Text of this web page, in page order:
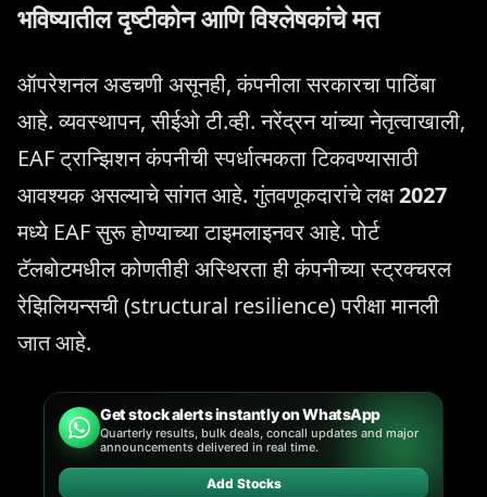
भविष्यातील दृष्टीकोन आणि विश्लेषकांचे मत
ऑपरेशनल अडचणी असूनही, कंपनीला सरकारचा पाठिंबा
आहे. व्यवस्थापन, सीईओ टी.व्ही. नरेंद्रन यांच्या नेतृत्वाखाली,
EAF ट्रान्झिशन कंपनीची स्पर्धात्मकता टिकवण्यासाठी
आवश्यक असल्याचे सांगत आहे. गुंतवणूकदारांचे लक्ष2027
मध्ये EAF सुरू होण्याच्या टाइमलाइनवर आहे. पोर्ट
टॅलबोटमधील कोणतीही अस्थिरता ही कंपनीच्या स्ट्रक्चरल
रेझिलियन्सची (structural resilience) परीक्षा मानली
जात आहे.
Get stock alerts instantly on WhatsApp
Quarterly results, bulk deals, concall updates and major
announcements delivered in real time.
Add Stocks